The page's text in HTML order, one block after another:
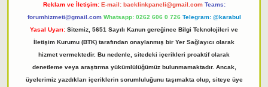
Reklam ve İletişim: E-mail: backlinkpaneli@gmail.com Teams:
forumhizmeti@gmail.com Whatsapp: 0262 606 0 726 Telegram: @karabul
Yasal Uyarı: Sitemiz, 5651 Sayılı Kanun gereğince Bilgi Teknolojileri ve
İletişim Kurumu (BTK) tarafından onaylanmış bir Yer Sağlayıcı olarak
hizmet vermektedir. Bu nedenle, sitedeki içerikleri proaktif olarak
denetleme veya araştırma yükümlülüğümüz bulunmamaktadır. Ancak,
üyelerimiz yazdıkları içeriklerin sorumluluğunu taşımakta olup, siteye üye